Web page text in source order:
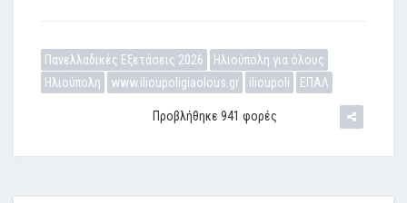
Πανελλαδικές Εξετάσεις 2026
Ηλιούπολη για όλους
Ηλιούπολη
www.ilioupoligiaolous.gr ilioupoli ΕΠΑΛ
Προβλήθηκε 941 φορές